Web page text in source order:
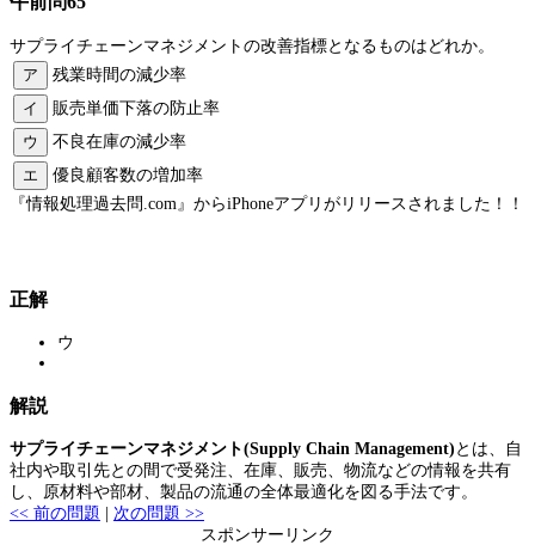
サプライチェーンマネジメントの改善指標となるものはどれか。
ア
残業時間の減少率
イ
販売単価下落の防止率
ウ
不良在庫の減少率
エ
優良顧客数の増加率
『情報処理過去問.com』からiPhoneアプリがリリースされました！！
正解
ウ
解説
サプライチェーンマネジメント(Supply Chain Management) とは、自
社内や取引先との間で受発注、在庫、販売、物流などの情報を共有
し、原材料や部材、製品の流通の全体最適化を図る手法です。
<< 前の問題
次の問題 >>
スポンサーリンク